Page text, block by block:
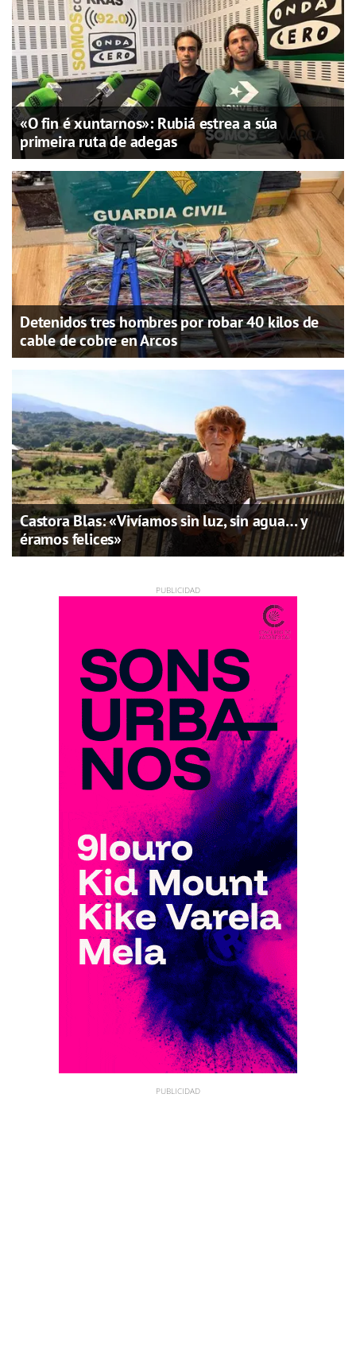
«O fin é xuntarnos»: Rubiá estrea a súa
primeira ruta de adegas
Detenidos tres hombres por robar 40 kilos de
cable de cobre en Arcos
Castora Blas: «Vivíamos sin luz, sin agua… y
éramos felices»